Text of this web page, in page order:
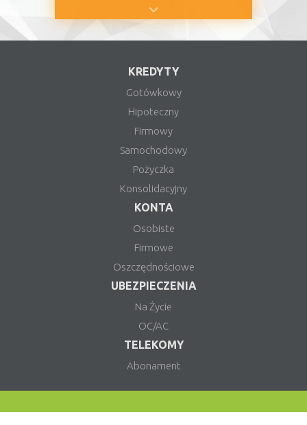
KREDYTY
Gotówkowy
Hipoteczny
Firmowy
Samochodowy
Pożyczka
Konsolidacyjny
KONTA
Osobiste
Firmowe
Oszczędnościowe
UBEZPIECZENIA
Na Życie
OC/AC
TELEKOMY
Abonament